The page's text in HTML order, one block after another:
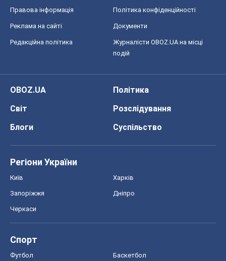
Правова інформація Політика конфіденційності
Реклама на сайті Документи
Редакційна політика
Журналісти OBOZ.UA на місці
подій
OBOZ.UA
Політика
Світ
Розслідування
Блоги
Суспільство
Регіони України
Київ Харків
Запоріжжя Дніпро
Черкаси
Спорт
Футбол Баскетбол